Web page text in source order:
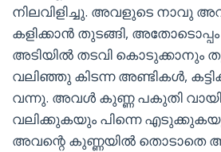
നിലവിളിച്ചു. അവളുടെ നാവു
കളിക്കാൻ തുടങ്ങി,
അടിയിൽ തടവി കൊടുക്കാനും
വലിഞ്ഞു കിടന്ന അണ്ടികൾ,
വന്നു. അവൾ കുണ്ണ പകുതി
വലിക്കുകയും പിന്നെ
അവന്റെ കുണ്ണയിൽ